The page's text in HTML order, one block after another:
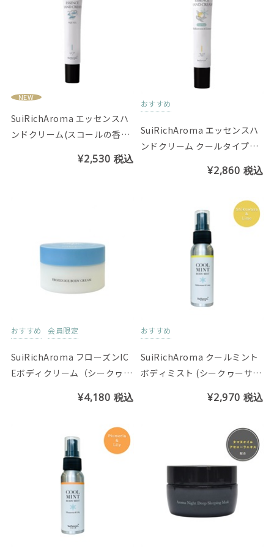
NEW
SuiRichAroma エッセンスハ
ンドクリーム(スコールの香り)
¥2,530 税込
おすすめ
SuiRichAroma エッセンスハ
ンドクリーム クールタイプ
り）※チューブ45g
¥2,860 税込
おすすめ 会員限定
SuiRichAroma フローズンIC
Eボディクリーム（シークヮー
¥4,180 税込
おすすめ
SuiRichAroma クールミント
ボディミスト (シークヮーサー
¥2,970 税込